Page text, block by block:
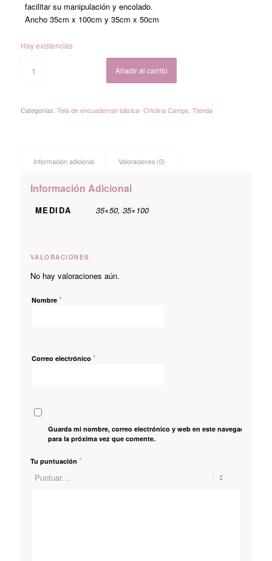
facilitar su manipulación y encolado.
Ancho 35cm x 100cm y 35cm x 50cm
Hay existencias
Añadir al carrito
Categorías: Tela de encuadernar básica- Cristina Camps Tienda
Información adicional Valoraciones (0)
Información Adicional
MEDIDA 35×50, 35×100
VALORACIONES
No hay valoraciones aún.
Nombre *
Correo electrónico *
Guarda mi nombre, correo electrónico y web en este navegador
para la próxima vez que comente.
Tu puntuación *